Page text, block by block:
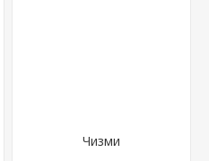
Чизми